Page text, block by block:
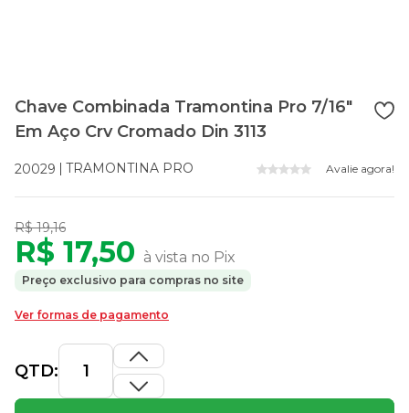
Chave Combinada Tramontina Pro 7/16"
Em Aço Crv Cromado Din 3113
20029 TRAMONTINA PRO Avalie agora!
R$ 19,16
R$ 17,50 à vista no Pix
Preço exclusivo para compras no site
Ver formas de pagamento
QTD: